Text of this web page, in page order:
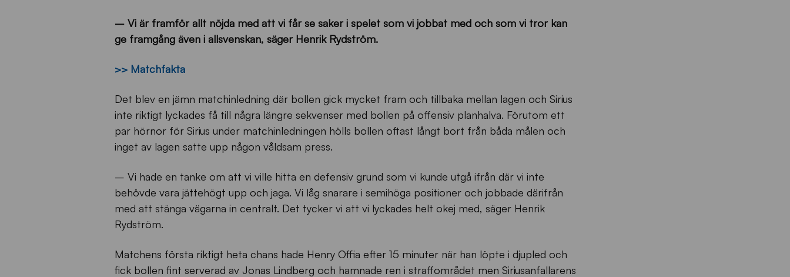
– Vi är framför allt nöjda med att vi får se saker i spelet som vi jobbat med och som vi tror kan
ge framgång även i allsvenskan, säger Henrik Rydström.
>> Matchfakta
Det blev en jämn matchinledning där bollen gick mycket fram och tillbaka mellan lagen och Sirius
inte riktigt lyckades få till några längre sekvenser med bollen på offensiv planhalva. Förutom ett
par hörnor för Sirius under matchinledningen hölls bollen oftast långt bort från båda målen och
inget av lagen satte upp någon våldsam press.
– Vi hade en tanke om att vi ville hitta en defensiv grund som vi kunde utgå ifrån där vi inte
behövde vara jättehögt upp och jaga. Vi låg snarare i semihöga positioner och jobbade därifrån
med att stänga vägarna in centralt. Det tycker vi att vi lyckades helt okej med, säger Henrik
Rydström.
Matchens första riktigt heta chans hade Henry Offia efter 15 minuter när han löpte i djupled och
fick bollen fint serverad av Jonas Lindberg och hamnade ren i straffområdet men Siriusanfallarens